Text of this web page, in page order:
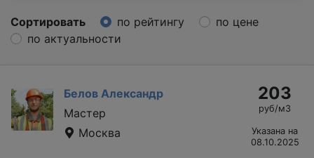
Сортировать по рейтингу
по цене
по актуальности
Белов Александр
Мастер
Москва
203
руб/м3
Указана на
08.10.2025